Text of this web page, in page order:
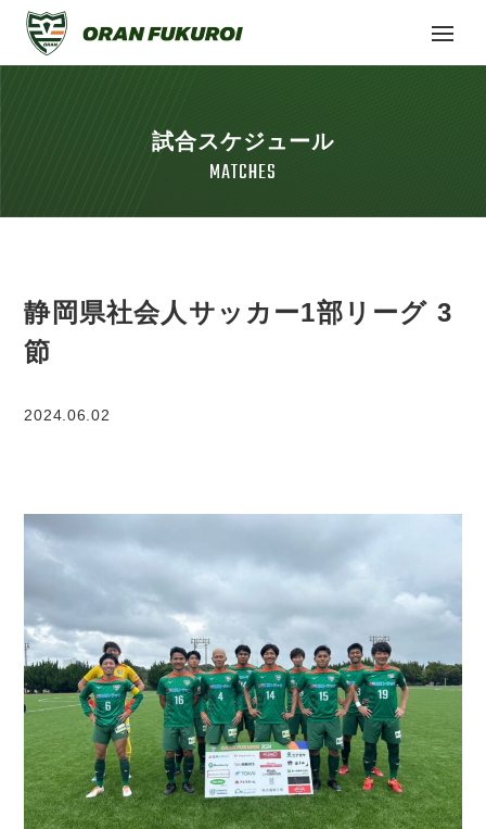
試合スケジュール
MATCHES
静岡県社会人サッカー1部リーグ 3
節
2024.06.02